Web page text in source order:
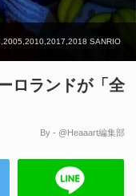
SANRIO
ロランドが「全
By - @Heaaart編集部